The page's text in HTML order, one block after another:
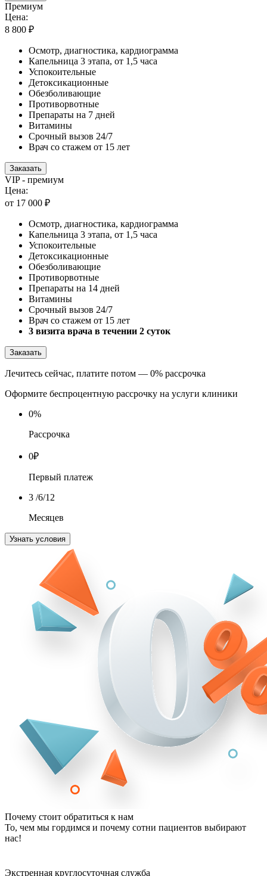
Премиум
Цена:
8 800 ₽
Осмотр, диагностика, кардиограмма
Капельница 3 этапа, от 1,5 часа
Успокоительные
Детоксикационные
Обезболивающие
Противорвотные
Препараты на 7 дней
Витамины
Срочный вызов 24/7
Врач со стажем от 15 лет
Заказать
VIP - премиум
Цена:
от 17 000 ₽
Осмотр, диагностика, кардиограмма
Капельница 3 этапа, от 1,5 часа
Успокоительные
Детоксикационные
Обезболивающие
Противорвотные
Препараты на 14 дней
Витамины
Срочный вызов 24/7
Врач со стажем от 15 лет
3 визита врача в течении 2 суток
Заказать
Лечитесь сейчас, платите потом — 0% рассрочка
Оформите беспроцентную рассрочку на услуги клиники
0%
Рассрочка
0₽
Первый платеж
3 /6/12
Месяцев
Узнать условия
Почему стоит обратиться к нам
То, чем мы гордимся и почему сотни пациентов выбирают
нас!
Экстренная круглосуточная служба